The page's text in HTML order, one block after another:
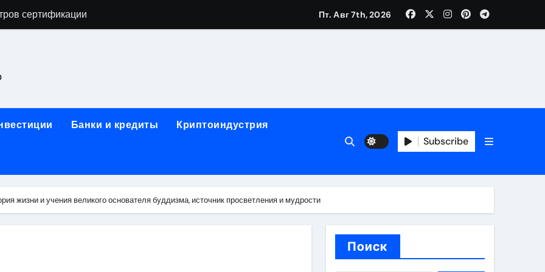
бра в виде факела с эффектом старины
и электрооборудование для ногтевого сервиса, наращивания ресниц и депиляции
работы на объектах культурного наследия
одежды: джемперы, брюки, куртки
от проектной документации до противопожарных мероприятий и обустройства мест отдыха
Пт. Авг 7th, 2026
Банки и кредиты Криптоиндустрия
Subscribe
жизни и учения великого основателя буддизма, источник просветления и мудрости
Поиск